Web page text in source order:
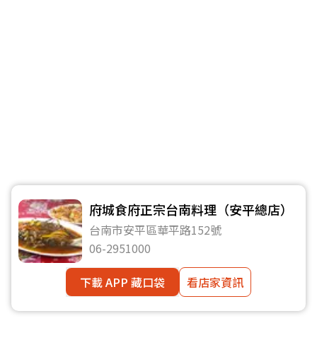
府城食府正宗台南料理（安平總店）
台南市安平區華平路152號
06-2951000
下載 APP 藏口袋
看店家資訊